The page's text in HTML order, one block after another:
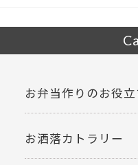
お弁当作りのお役
お洒落カトラリー